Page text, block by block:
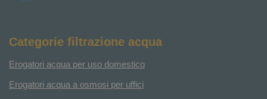
Categorie filtrazione acqua
Erogatori acqua per uso domestico
Erogatori acqua a osmosi per uffici